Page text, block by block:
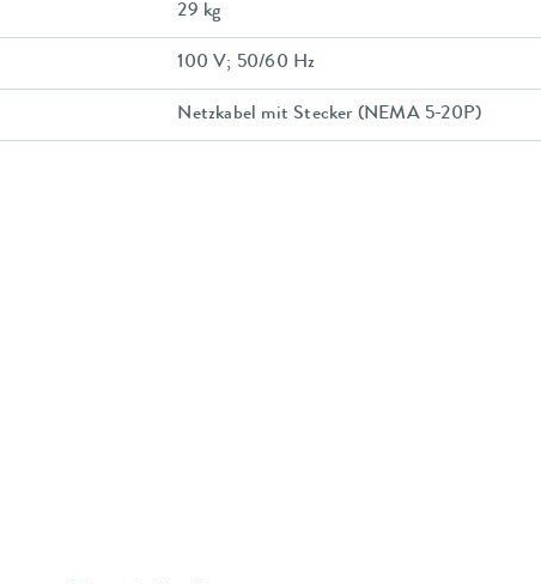
29 kg
100 V; 50/60 Hz
Netzkabel mit Stecker (NEMA 5-20P)